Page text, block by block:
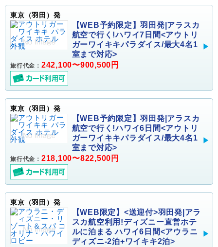
東京（羽田）発
【WEB予約限定】羽田発|アラスカ
航空で行く!ハワイ7日間<アウトリ
ガーワイキキパラダイス/最大4名1
室まで対応>
旅行代金： 242,100〜900,500円
東京（羽田）発
【WEB予約限定】羽田発|アラスカ
航空で行く!ハワイ6日間<アウトリ
ガーワイキキパラダイス/最大4名1
室まで対応>
旅行代金： 218,100〜822,500円
東京（羽田）発
【WEB限定】<送迎付>羽田発|アラ
スカ航空利用!ディズニー直営ホテ
ルに泊まる ハワイ6日間<アウラニ
ディズニ-2泊+ワイキキ2泊>